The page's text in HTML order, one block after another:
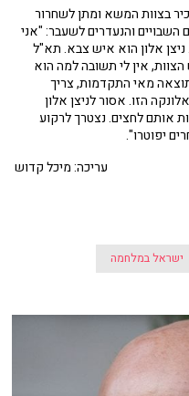
בצוות המשא ומתן לשחרור
השבויים והנעדרים לשעבר: "אני
אלון הוא איש צבא. תא"ל
אין לי תשובה למה הוא
מאי התקדמות, צריך
הזו. אסור לניצן אלון
אותם לחצים. נצטרך לרקוע
יפוטרו".
עריכה: מיכל קדוש
ישראל במלחמה